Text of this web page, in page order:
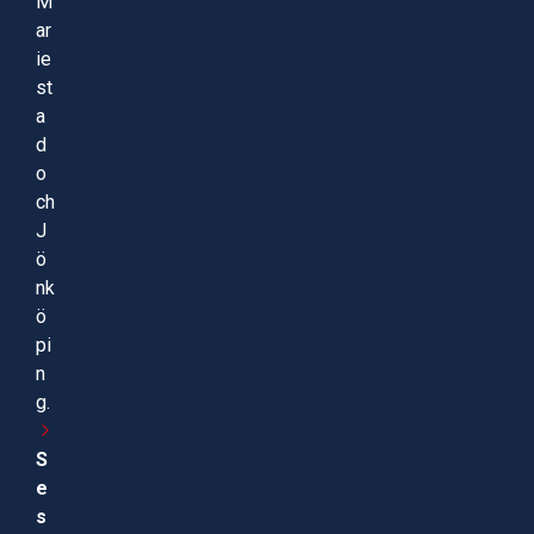
ar
ie
st
a
d
o
ch
J
ö
nk
ö
pi
n
g.
S
e
s